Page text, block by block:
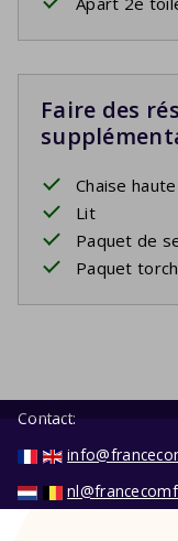
Faire des
Chaise haute
Lit
Paquet de
Paquet
Contact: